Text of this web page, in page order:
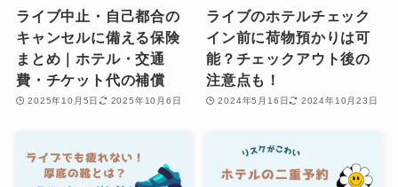
ライブ中止・自己都合の
キャンセルに備える保険
まとめ｜ホテル・交通
費・チケット代の補償
2025年10月5日 2025年10月6日
ライブのホテルチェック
イン前に荷物預かりは可
能？チェックアウト後の
注意点も！
2024年5月16日 2024年10月23日